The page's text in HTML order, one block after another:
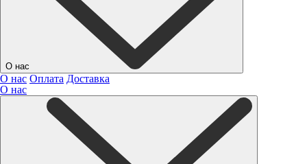
О нас
О нас Оплата Доставка
О нас